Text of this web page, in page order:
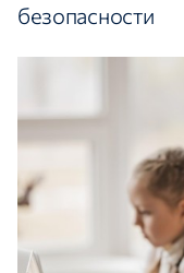
безопасности